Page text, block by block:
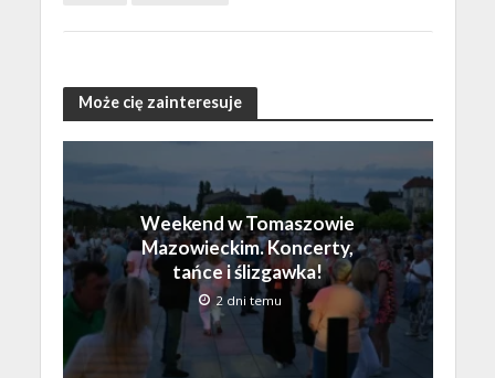
Może cię zainteresuje
Weekend w Tomaszowie
Mazowieckim. Koncerty,
tańce i ślizgawka!
2 dni temu